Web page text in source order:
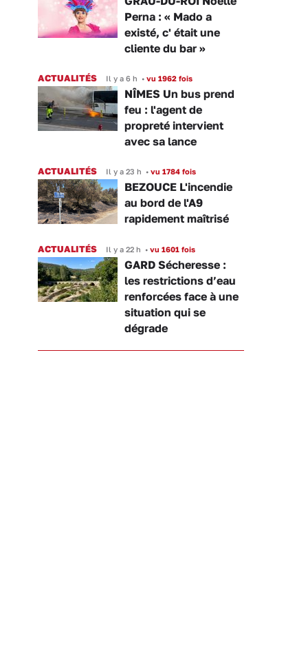
Perna : « Mado a
existé, c' était une
cliente du bar »
ACTUALITÉS Il y a 6 h • vu 1962 fois
NÎMES Un bus prend
feu : l'agent de
propreté intervient
avec sa lance
ACTUALITÉS Il y a 23 h • vu 1784 fois
BEZOUCE L'incendie
au bord de l'A9
rapidement maîtrisé
ACTUALITÉS Il y a 22 h • vu 1601 fois
GARD Sécheresse :
les restrictions d’eau
renforcées face à une
situation qui se
dégrade